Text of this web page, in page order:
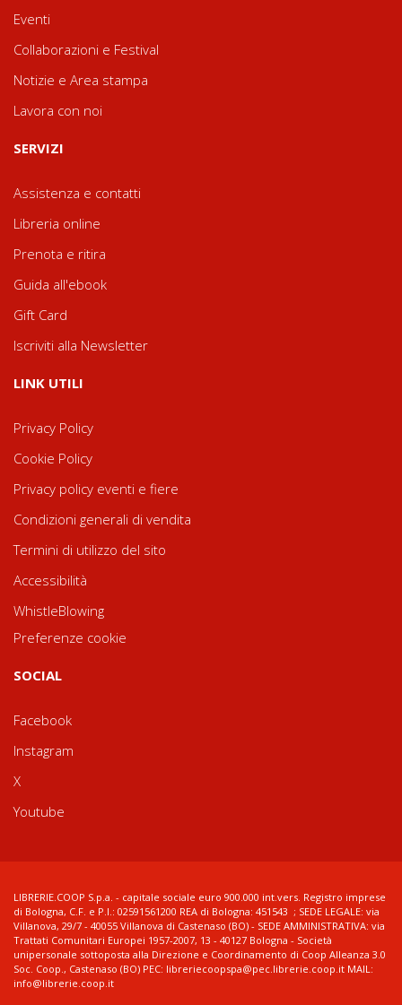
Eventi
Collaborazioni e Festival
Notizie e Area stampa
Lavora con noi
SERVIZI
Assistenza e contatti
Libreria online
Prenota e ritira
Guida all'ebook
Gift Card
Iscriviti alla Newsletter
LINK UTILI
Privacy Policy
Cookie Policy
Privacy policy eventi e fiere
Condizioni generali di vendita
Termini di utilizzo del sito
Accessibilità
WhistleBlowing
Preferenze cookie
SOCIAL
Facebook
Instagram
X
Youtube
LIBRERIE.COOP S.p.a. - capitale sociale euro 900.000 int.vers. Registro imprese
di Bologna, C.F. e P.I.: 02591561200 REA di Bologna: 451543 ; SEDE LEGALE: via
Villanova, 29/7 - 40055 Villanova di Castenaso (BO) - SEDE AMMINISTRATIVA: via
Trattati Comunitari Europei 1957-2007, 13 - 40127 Bologna - Società
unipersonale sottoposta alla Direzione e Coordinamento di Coop Alleanza 3.0
Soc. Coop., Castenaso (BO) PEC: libreriecoopspa@pec.librerie.coop.it MAIL:
info@librerie.coop.it